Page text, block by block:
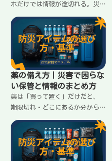
ホだけでは情報が途切れる。災
く、電源・ライト・手回しなど
の条件で選ぶと失敗しにくい。
在宅避難向けの基準を整理しま
す。
薬の備え方｜災害で困らな
い保管と情報のまとめ方
薬は「買って置く」だけだと、
期限切れ・どこにあるか分から
る。常備薬と処方薬の備え方、
保管場所、メモしておく情報を
在宅避難向けに整理します。